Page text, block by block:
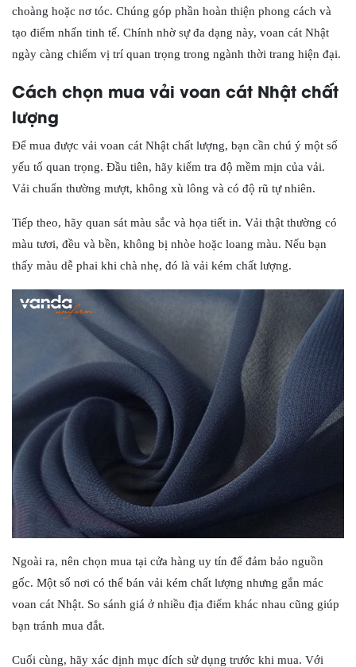
choàng hoặc nơ tóc. Chúng góp phần hoàn thiện phong cách và
tạo điểm nhấn tinh tế. Chính nhờ sự đa dạng này, voan cát Nhật
ngày càng chiếm vị trí quan trọng trong ngành thời trang hiện đại.
Cách chọn mua vải voan cát Nhật chất
lượng
Để mua được vải voan cát Nhật chất lượng, bạn cần chú ý một số
yếu tố quan trọng. Đầu tiên, hãy kiểm tra độ mềm mịn của vải.
Vải chuẩn thường mượt, không xù lông và có độ rũ tự nhiên.
Tiếp theo, hãy quan sát màu sắc và họa tiết in. Vải thật thường có
màu tươi, đều và bền, không bị nhòe hoặc loang màu. Nếu bạn
thấy màu dễ phai khi chà nhẹ, đó là vải kém chất lượng.
Ngoài ra, nên chọn mua tại cửa hàng uy tín để đảm bảo nguồn
gốc. Một số nơi có thể bán vải kém chất lượng nhưng gắn mác
voan cát Nhật. So sánh giá ở nhiều địa điểm khác nhau cũng giúp
bạn tránh mua đắt.
Cuối cùng, hãy xác định mục đích sử dụng trước khi mua. Với